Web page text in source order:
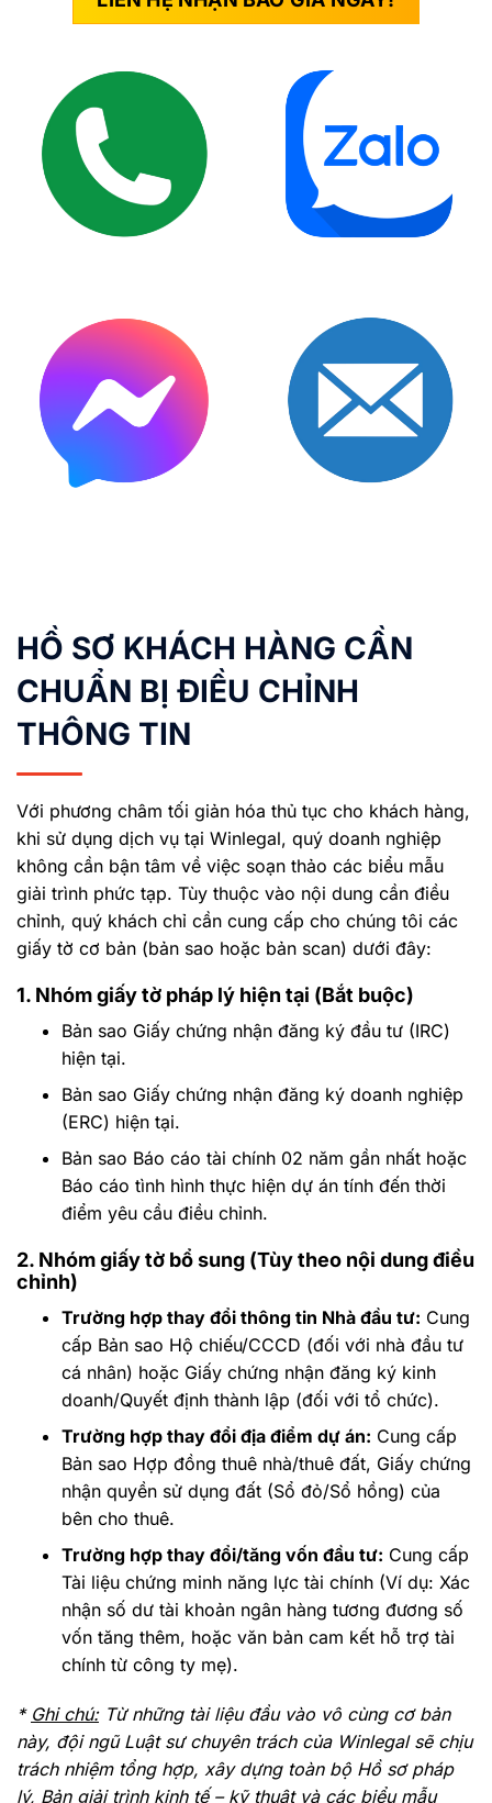
HỒ SƠ KHÁCH HÀNG CẦN
CHUẨN BỊ ĐIỀU CHỈNH
THÔNG TIN
Với phương châm tối giản hóa thủ tục cho khách hàng,
khi sử dụng dịch vụ tại Winlegal, quý doanh nghiệp
không cần bận tâm về việc soạn thảo các biểu mẫu
giải trình phức tạp. Tùy thuộc vào nội dung cần điều
chỉnh, quý khách chỉ cần cung cấp cho chúng tôi các
giấy tờ cơ bản (bản sao hoặc bản scan) dưới đây:
1. Nhóm giấy tờ pháp lý hiện tại (Bắt buộc)
Bản sao Giấy chứng nhận đăng ký đầu tư (IRC)
hiện tại.
Bản sao Giấy chứng nhận đăng ký doanh nghiệp
(ERC) hiện tại.
Bản sao Báo cáo tài chính 02 năm gần nhất hoặc
Báo cáo tình hình thực hiện dự án tính đến thời
điểm yêu cầu điều chỉnh.
2. Nhóm giấy tờ bổ sung (Tùy theo nội dung điều
chỉnh)
Trường hợp thay đổi thông tin Nhà đầu tư: Cung
cấp Bản sao Hộ chiếu/CCCD (đối với nhà đầu tư
cá nhân) hoặc Giấy chứng nhận đăng ký kinh
doanh/Quyết định thành lập (đối với tổ chức).
Trường hợp thay đổi địa điểm dự án: Cung cấp
Bản sao Hợp đồng thuê nhà/thuê đất, Giấy chứng
nhận quyền sử dụng đất (Sổ đỏ/Sổ hồng) của
bên cho thuê.
Trường hợp thay đổi/tăng vốn đầu tư: Cung cấp
Tài liệu chứng minh năng lực tài chính (Ví dụ: Xác
nhận số dư tài khoản ngân hàng tương đương số
vốn tăng thêm, hoặc văn bản cam kết hỗ trợ tài
chính từ công ty mẹ).
* Ghi chú:Từ những tài liệu đầu vào vô cùng cơ bản
này, đội ngũ Luật sư chuyên trách của Winlegal sẽ chịu
trách nhiệm tổng hợp, xây dựng toàn bộ Hồ sơ pháp
lý, Bản giải trình kinh tế – kỹ thuật và các biểu mẫu